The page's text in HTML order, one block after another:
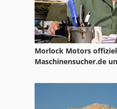
Morlock Motors
Maschinensucher.de